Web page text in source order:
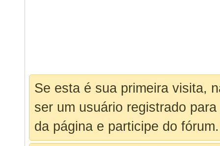
Se esta é sua primeira visita,
ser um usuário registrado
da página e participe do fórum.